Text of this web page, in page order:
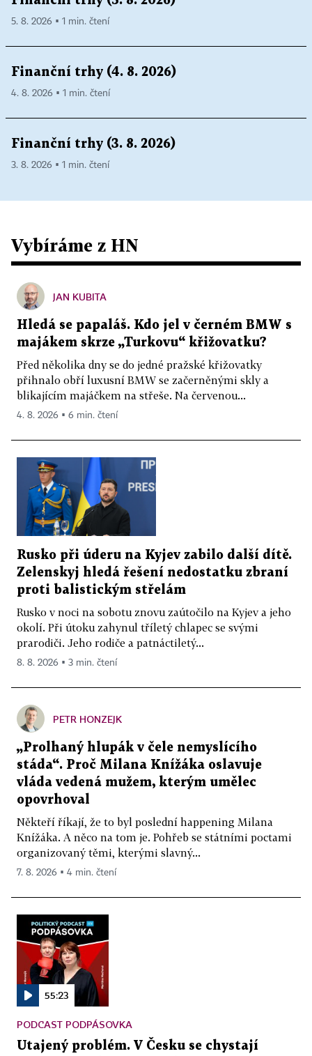
5. 8. 2026 ▪ 1 min. čtení
Finanční trhy (4. 8. 2026)
4. 8. 2026 ▪ 1 min. čtení
Finanční trhy (3. 8. 2026)
3. 8. 2026 ▪ 1 min. čtení
Vybíráme z HN
JAN KUBITA
Hledá se papaláš. Kdo jel v černém BMW s
majákem skrze „Turkovu“ křižovatku?
Před několika dny se do jedné pražské křižovatky
přihnalo obří luxusní BMW se začerněnými skly a
blikajícím majáčkem na střeše. Na červenou...
4. 8. 2026 ▪ 6 min. čtení
Rusko při úderu na Kyjev zabilo další dítě.
Zelenskyj hledá řešení nedostatku zbraní
proti balistickým střelám
Rusko v noci na sobotu znovu zaútočilo na Kyjev a jeho
okolí. Při útoku zahynul tříletý chlapec se svými
prarodiči. Jeho rodiče a patnáctiletý...
8. 8. 2026 ▪ 3 min. čtení
PETR HONZEJK
„Prolhaný hlupák v čele nemyslícího
stáda“. Proč Milana Knížáka oslavuje
vláda vedená mužem, kterým umělec
opovrhoval
Někteří říkají, že to byl poslední happening Milana
Knížáka. A něco na tom je. Pohřeb se státními poctami
organizovaný těmi, kterými slavný...
7. 8. 2026 ▪ 4 min. čtení
55:23
PODCAST PODPÁSOVKA
Utajený problém. V Česku se chystají